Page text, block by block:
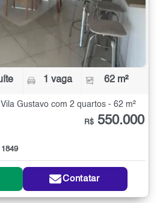
1 vaga 62 m²
Gustavo com 2 quartos - 62 m²
R$ 550.000
Contatar